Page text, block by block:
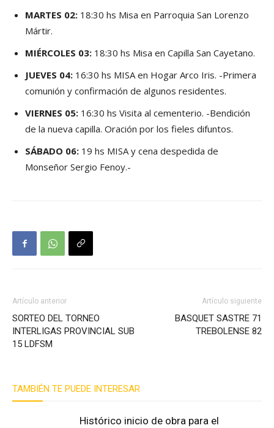
MARTES 02: 18:30 hs Misa en Parroquia San Lorenzo
Mártir.
MIÉRCOLES 03: 18:30 hs Misa en Capilla San Cayetano.
JUEVES 04: 16:30 hs MISA en Hogar Arco Iris. -Primera
comunión y confirmación de algunos residentes.
VIERNES 05: 16:30 hs Visita al cementerio. -Bendición
de la nueva capilla. Oración por los fieles difuntos.
SÁBADO 06: 19 hs MISA y cena despedida de
Monseñor Sergio Fenoy.-
Artículo anterior
SORTEO DEL TORNEO
INTERLIGAS PROVINCIAL SUB
15 LDFSM
Artículo siguiente
BASQUET SASTRE 71
TREBOLENSE 82
TAMBIÉN TE PUEDE INTERESAR
Histórico inicio de obra para el